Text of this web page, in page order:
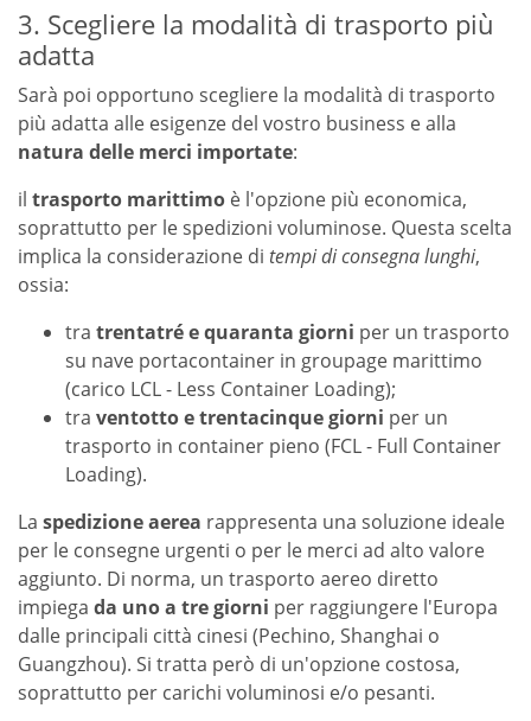
3. Scegliere la modalità di trasporto più
adatta
Sarà poi opportuno scegliere la modalità di trasporto
più adatta alle esigenze del vostro business e alla
natura delle merci importate:
il trasporto marittimo è l'opzione più economica,
soprattutto per le spedizioni voluminose. Questa scelta
implica la considerazione di tempi di consegna lunghi,
ossia:
tra trentatré e quaranta giorni per un trasporto
su nave portacontainer in groupage marittimo
(carico LCL - Less Container Loading);
tra ventotto e trentacinque giorni per un
trasporto in container pieno (FCL - Full Container
Loading).
La spedizione aerea rappresenta una soluzione ideale
per le consegne urgenti o per le merci ad alto valore
aggiunto. Di norma, un trasporto aereo diretto
impiega da uno a tre giorni per raggiungere l'Europa
dalle principali città cinesi (Pechino, Shanghai o
Guangzhou). Si tratta però di un'opzione costosa,
soprattutto per carichi voluminosi e/o pesanti.